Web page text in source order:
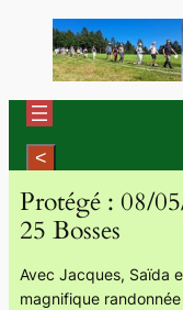
contenu
Protégé : 08/
25 Bosses
Avec Jacques, Saïda
magnifique